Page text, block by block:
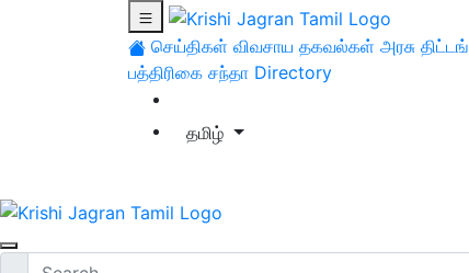
செய்திகள் விவசாய தகவல்கள் அரசு
பத்திரிகை சந்தா Directory
தமிழ்